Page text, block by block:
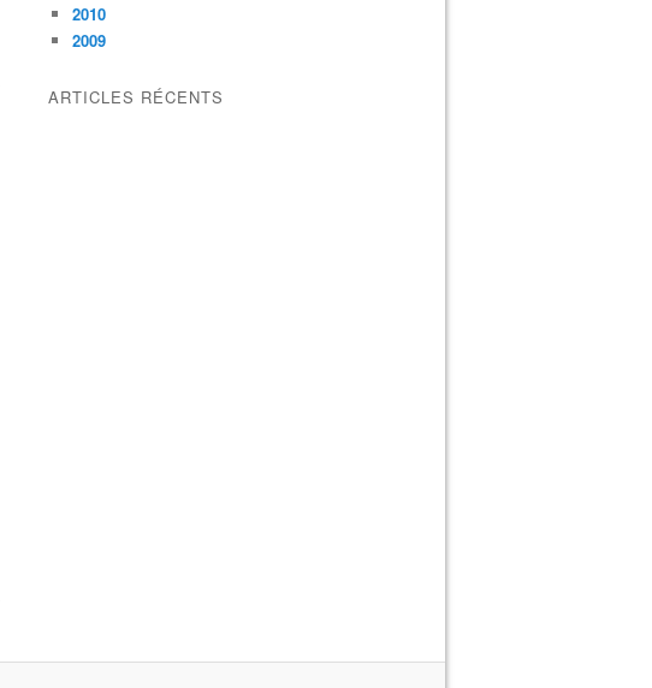
2010
2009
ARTICLES RÉCENTS